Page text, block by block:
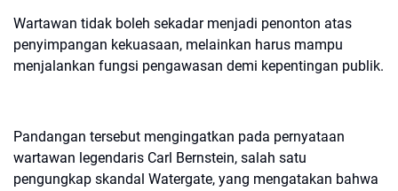
Wartawan tidak boleh sekadar menjadi penonton atas
penyimpangan kekuasaan, melainkan harus mampu
menjalankan fungsi pengawasan demi kepentingan publik.
Pandangan tersebut mengingatkan pada pernyataan
wartawan legendaris Carl Bernstein, salah satu
pengungkap skandal Watergate, yang mengatakan bahwa